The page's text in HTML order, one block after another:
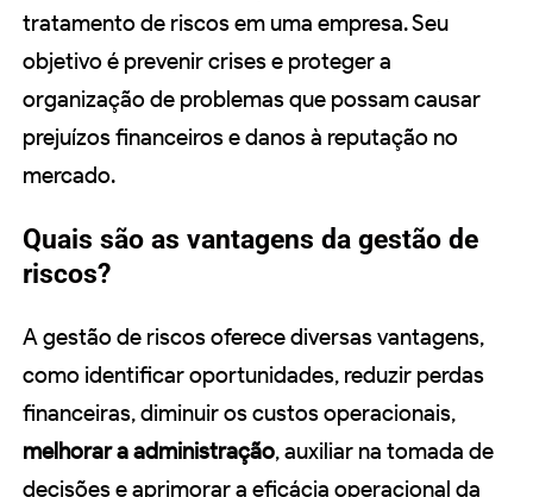
tratamento de riscos em uma empresa. Seu
objetivo é prevenir crises e proteger a
organização de problemas que possam causar
prejuízos financeiros e danos à reputação no
mercado.
Quais são as vantagens da gestão de
riscos?
A gestão de riscos oferece diversas vantagens,
como identificar oportunidades, reduzir perdas
financeiras, diminuir os custos operacionais,
melhorar a administração, auxiliar na tomada de
decisões e aprimorar a eficácia operacional da